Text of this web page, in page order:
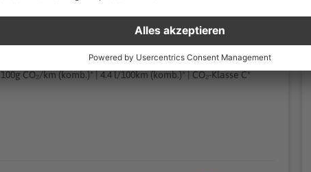
20.000 km
Automatik
143 kW (194 PS)
Limousine
100g CO₂/km (komb.)* | 4.4 l/100km (komb.)* | CO₂-Klasse C*